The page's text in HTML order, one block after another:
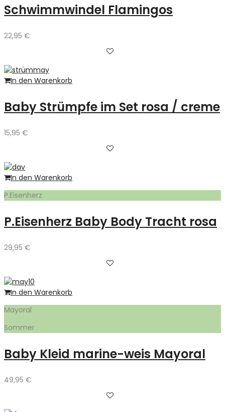
Schwimmwindel Flamingos
22,95 €
In den Warenkorb
Baby Strümpfe im Set rosa / creme
15,95 €
In den Warenkorb
P.Eisenherz
P.Eisenherz Baby Body Tracht rosa
29,95 €
In den Warenkorb
Mayoral
Sommer
Baby Kleid marine-weis Mayoral
49,95 €